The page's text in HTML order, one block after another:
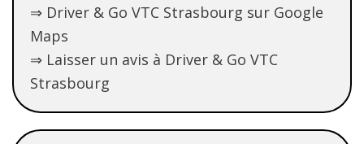
⇒ Driver & Go VTC Strasbourg sur Google
Maps
⇒ Laisser un avis à Driver & Go VTC
Strasbourg